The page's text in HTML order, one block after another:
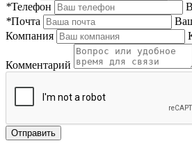
*Телефон
*Почта
Компания
Комментарий